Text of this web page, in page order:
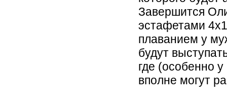
Завершится
эстафетами
плаванием у
будут
где (особенно
вполне могут